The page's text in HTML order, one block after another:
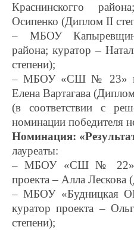
Краснинскогго
Осипенко (Диплом II
– МБОУ
района; куратор –
степени);
– МБОУ «СШ № 23» г.
Елена Вартагава
(в соответствии с
номинации победителя
Номинация:
лауреаты:
– МБОУ «СШ № 22» г.
проекта – Алла Лескова
– МБОУ «Будницкая
куратор проекта –
степени);